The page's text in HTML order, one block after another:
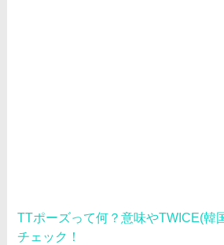
TTポーズって何？意味やTWICE(韓
チェック！